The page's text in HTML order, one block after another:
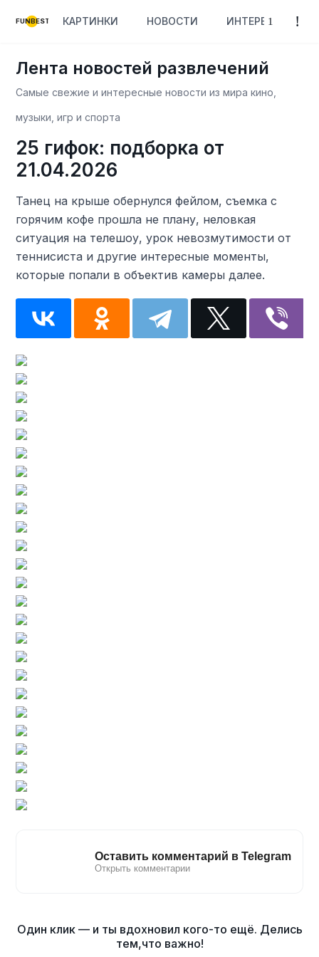
FUNBEST КАРТИНКИ НОВОСТИ ИНТЕРЕСНОЕ
Лента новостей развлечений
Самые свежие и интересные новости из мира кино,
музыки, игр и спорта
25 гифок: подборка от
21.04.2026
Танец на крыше обернулся фейлом, съемка с
горячим кофе прошла не плану, неловкая
ситуация на телешоу, урок невозмутимости от
теннисиста и другие интересные моменты,
которые попали в объектив камеры далее.